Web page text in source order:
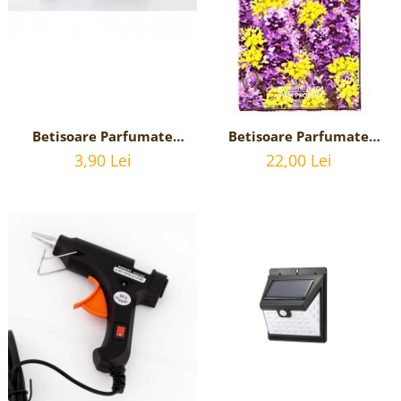
Betisoare Parfumate
Lavender Fennel cu
parfum de Lavanda - 20
3,90 Lei
Betisoare Parfumate
Lavender Fennel cu
parfum de Lavanda -6
22,00 Lei